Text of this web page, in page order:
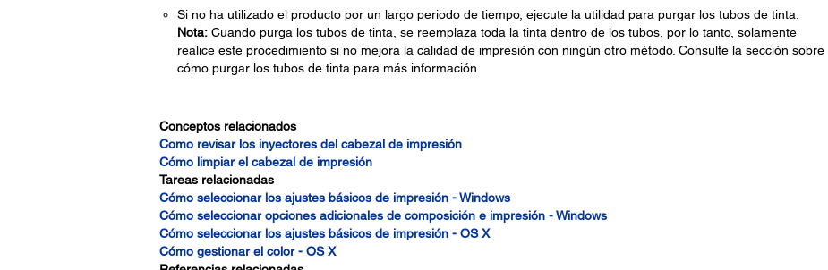
Si no ha utilizado el producto por un largo periodo de tiempo, ejecute la utilidad para purgar los tubos de tinta.
Nota:Cuando purga los tubos de tinta, se reemplaza toda la tinta dentro de los tubos, por lo tanto, solamente
realice este procedimiento si no mejora la calidad de impresión con ningún otro método. Consulte la sección sobre
cómo purgar los tubos de tinta para más información.
Conceptos relacionados
Como revisar los inyectores del cabezal de impresión
Cómo limpiar el cabezal de impresión
Tareas relacionadas
Cómo seleccionar los ajustes básicos de impresión - Windows
Cómo seleccionar opciones adicionales de composición e impresión - Windows
Cómo seleccionar los ajustes básicos de impresión - OS X
Cómo gestionar el color - OS X